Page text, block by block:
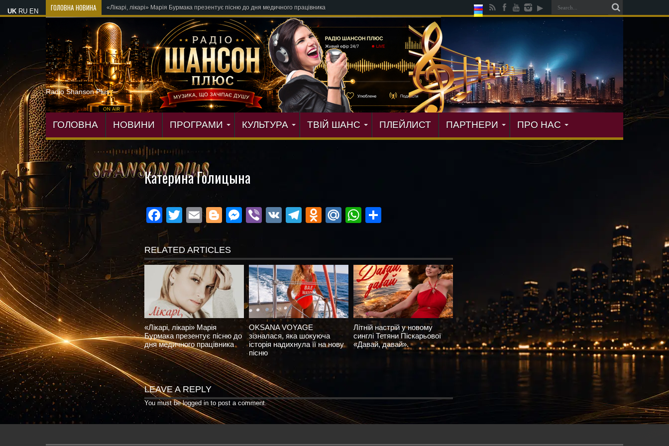
ГОЛОВНА НОВИНА OKSANA VOYA
Radio Shanson Plus
ГОЛОВНА НОВИНИ ПРОГРАМИ КУЛЬТУРА ТВІЙ ШАНС ПЛЕЙЛИСТ ПАРТНЕРИ ПРО НАС
Катерина Голицына
Facebook
Twitter
EmailBlogger
Messenger
Viber
VK Telegram
Odnoklassniki
Mail.RuWhatsApp
RELATED ARTICLES
«Лікарі, лікарі» Марія
Бурмака презентує пісню до
дня медичного працівника
OKSANA VOYAGE
зізналася, яка шокуюча
історія надихнула її на нову
пісню
Літній настрій у новому
синглі Тетяни Піскарьової
«Давай, давай».
LEAVE A REPLY
You must belogged into post a comment.
UK RU EN